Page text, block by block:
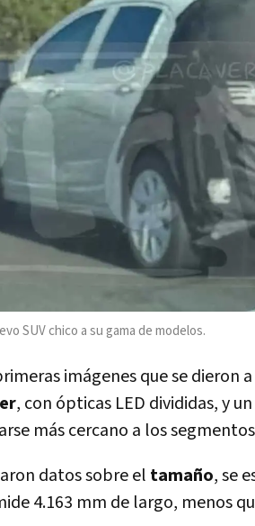
SUV chico a su gama de modelos.
imágenes que se dieron
, con ópticas LED divididas, y
más cercano a los
datos sobre el tamaño, se
4.163 mm de largo, menos